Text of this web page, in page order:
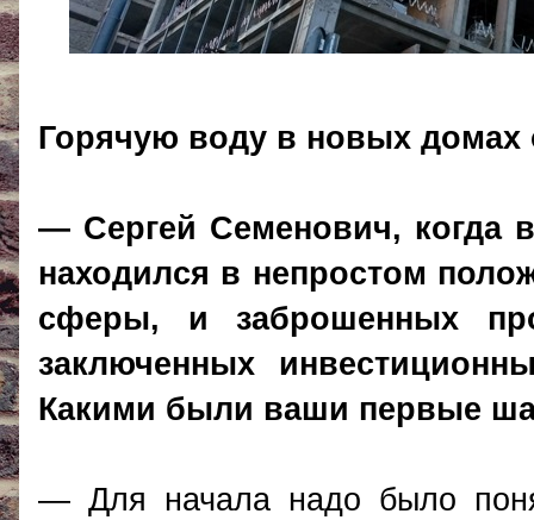
Горячую воду в новых домах
— Сергей Семенович, когда
находился в непростом
сферы, и заброшенных
заключенных
Какими были ваши первые
— Для начала надо было